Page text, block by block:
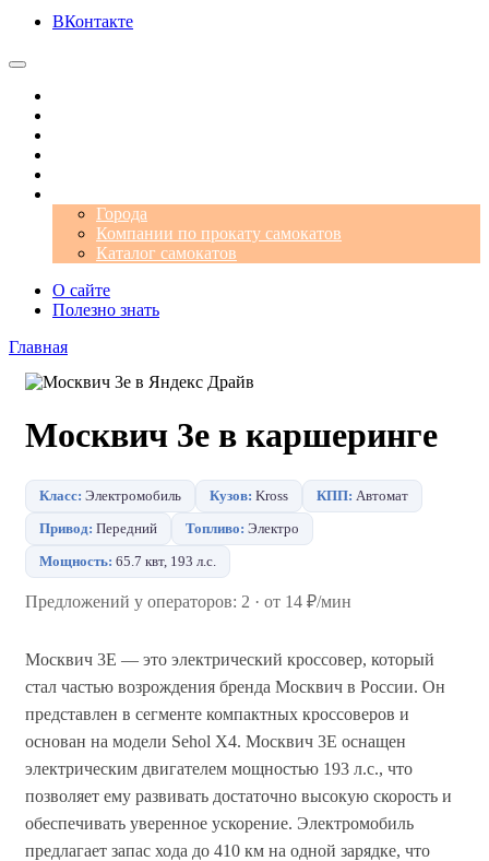
ВКонтакте
Города
Компании по прокату самокатов
Каталог самокатов
О сайте
Полезно знать
Главная
Москвич 3е в каршеринге
Класс: Электромобиль Кузов: Kross КПП: Автомат
Привод: Передний Топливо: Электро
Мощность: 65.7 квт, 193 л.с.
Предложений у операторов: 2 · от 14 ₽/мин
Москвич 3E — это электрический кроссовер, который
стал частью возрождения бренда Москвич в России. Он
представлен в сегменте компактных кроссоверов и
основан на модели Sehol X4. Москвич 3E оснащен
электрическим двигателем мощностью 193 л.с., что
позволяет ему развивать достаточно высокую скорость и
обеспечивать уверенное ускорение. Электромобиль
предлагает запас хода до 410 км на одной зарядке, что